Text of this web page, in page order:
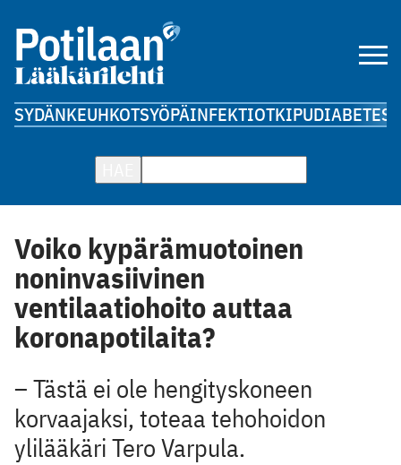
SYDÄNKEUHKOTSYÖPÄINFEKTIOTKIPUDIABETES
Voiko kypärämuotoinen
noninvasiivinen
ventilaatiohoito auttaa
koronapotilaita?
– Tästä ei ole hengityskoneen
korvaajaksi, toteaa tehohoidon
ylilääkäri Tero Varpula.